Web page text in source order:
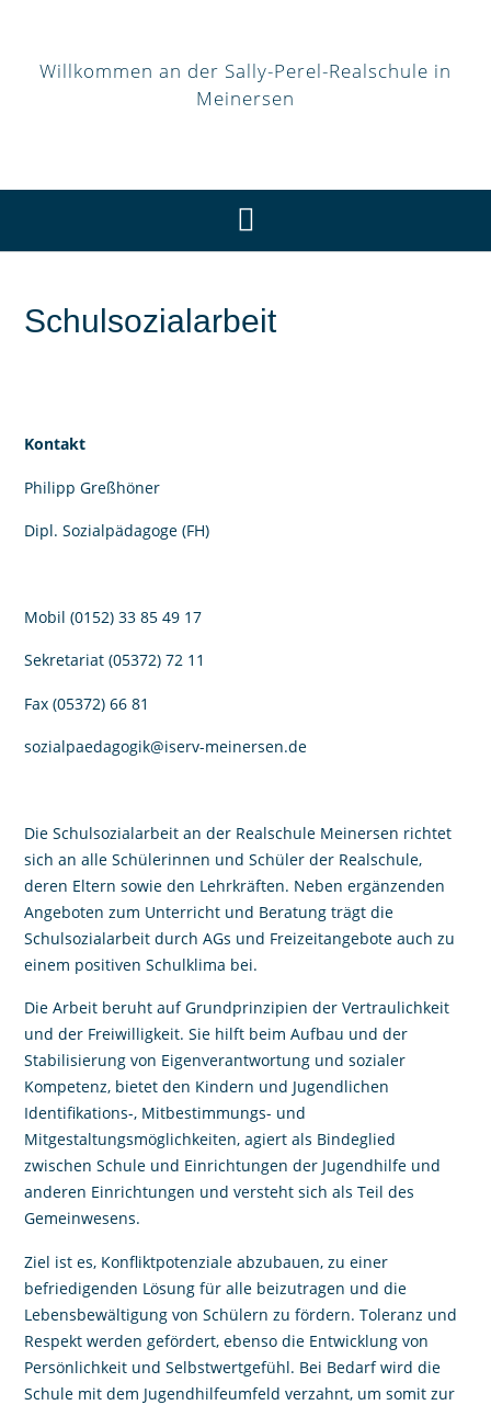
Willkommen an der Sally-Perel-Realschule in
Meinersen
Schulsozialarbeit
Kontakt
Philipp Greßhöner
Dipl. Sozialpädagoge (FH)
Mobil (0152) 33 85 49 17
Sekretariat (05372) 72 11
Fax (05372) 66 81
sozialpaedagogik@iserv-meinersen.de
Die Schulsozialarbeit an der Realschule Meinersen richtet
sich an alle Schülerinnen und Schüler der Realschule,
deren Eltern sowie den Lehrkräften. Neben ergänzenden
Angeboten zum Unterricht und Beratung trägt die
Schulsozialarbeit durch AGs und Freizeitangebote auch zu
einem positiven Schulklima bei.
Die Arbeit beruht auf Grundprinzipien der Vertraulichkeit
und der Freiwilligkeit. Sie hilft beim Aufbau und der
Stabilisierung von Eigenverantwortung und sozialer
Kompetenz, bietet den Kindern und Jugendlichen
Identifikations-, Mitbestimmungs- und
Mitgestaltungsmöglichkeiten, agiert als Bindeglied
zwischen Schule und Einrichtungen der Jugendhilfe und
anderen Einrichtungen und versteht sich als Teil des
Gemeinwesens.
Ziel ist es, Konfliktpotenziale abzubauen, zu einer
befriedigenden Lösung für alle beizutragen und die
Lebensbewältigung von Schülern zu fördern. Toleranz und
Respekt werden gefördert, ebenso die Entwicklung von
Persönlichkeit und Selbstwertgefühl. Bei Bedarf wird die
Schule mit dem Jugendhilfeumfeld verzahnt, um somit zur